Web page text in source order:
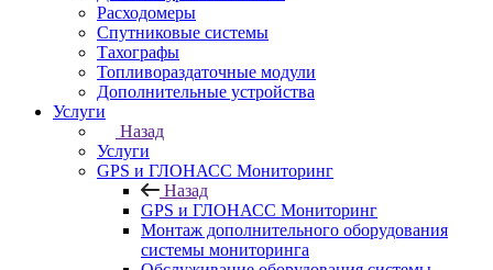
Расходомеры
Спутниковые системы
Тахографы
Топливораздаточные модули
Дополнительные устройства
Услуги
Назад
Услуги
GPS и ГЛОНАСС Мониторинг
Назад
GPS и ГЛОНАСС Мониторинг
Монтаж дополнительного оборудования
системы мониторинга